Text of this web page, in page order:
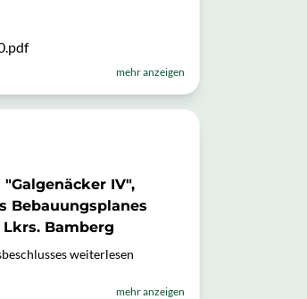
mehr anzeigen
IV",
Bebauungsplanes
Bamberg
weiterlesen
mehr anzeigen